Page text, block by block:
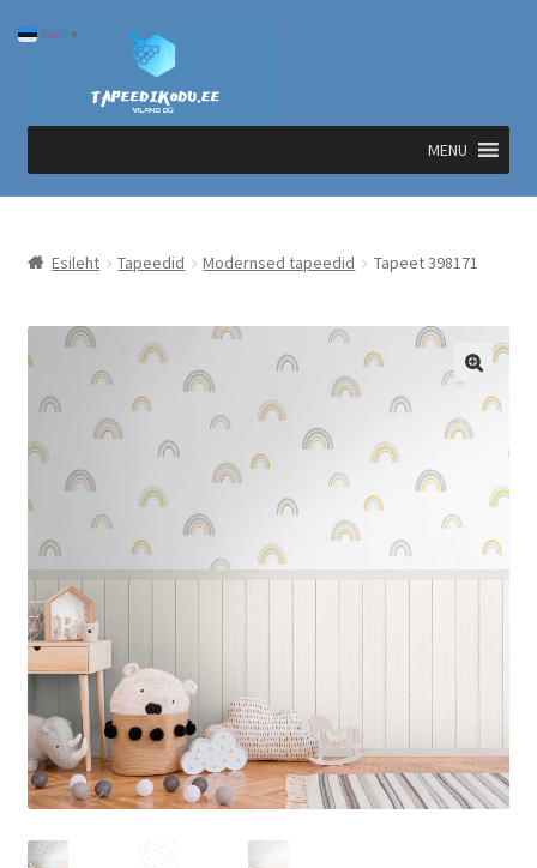
Liigu
navigeerimisele
Liigu
MENU
Esileht Tapeedid Modernsed tapeedid Tapeet 398171
Eesti ▼